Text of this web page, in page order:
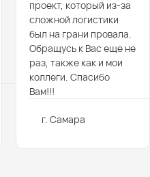
проект, который из-за
сложной логистики
был на грани провала.
Обращусь к Вас еще не
раз, также как и мои
коллеги. Спасибо
Вам!!!
г. Самара